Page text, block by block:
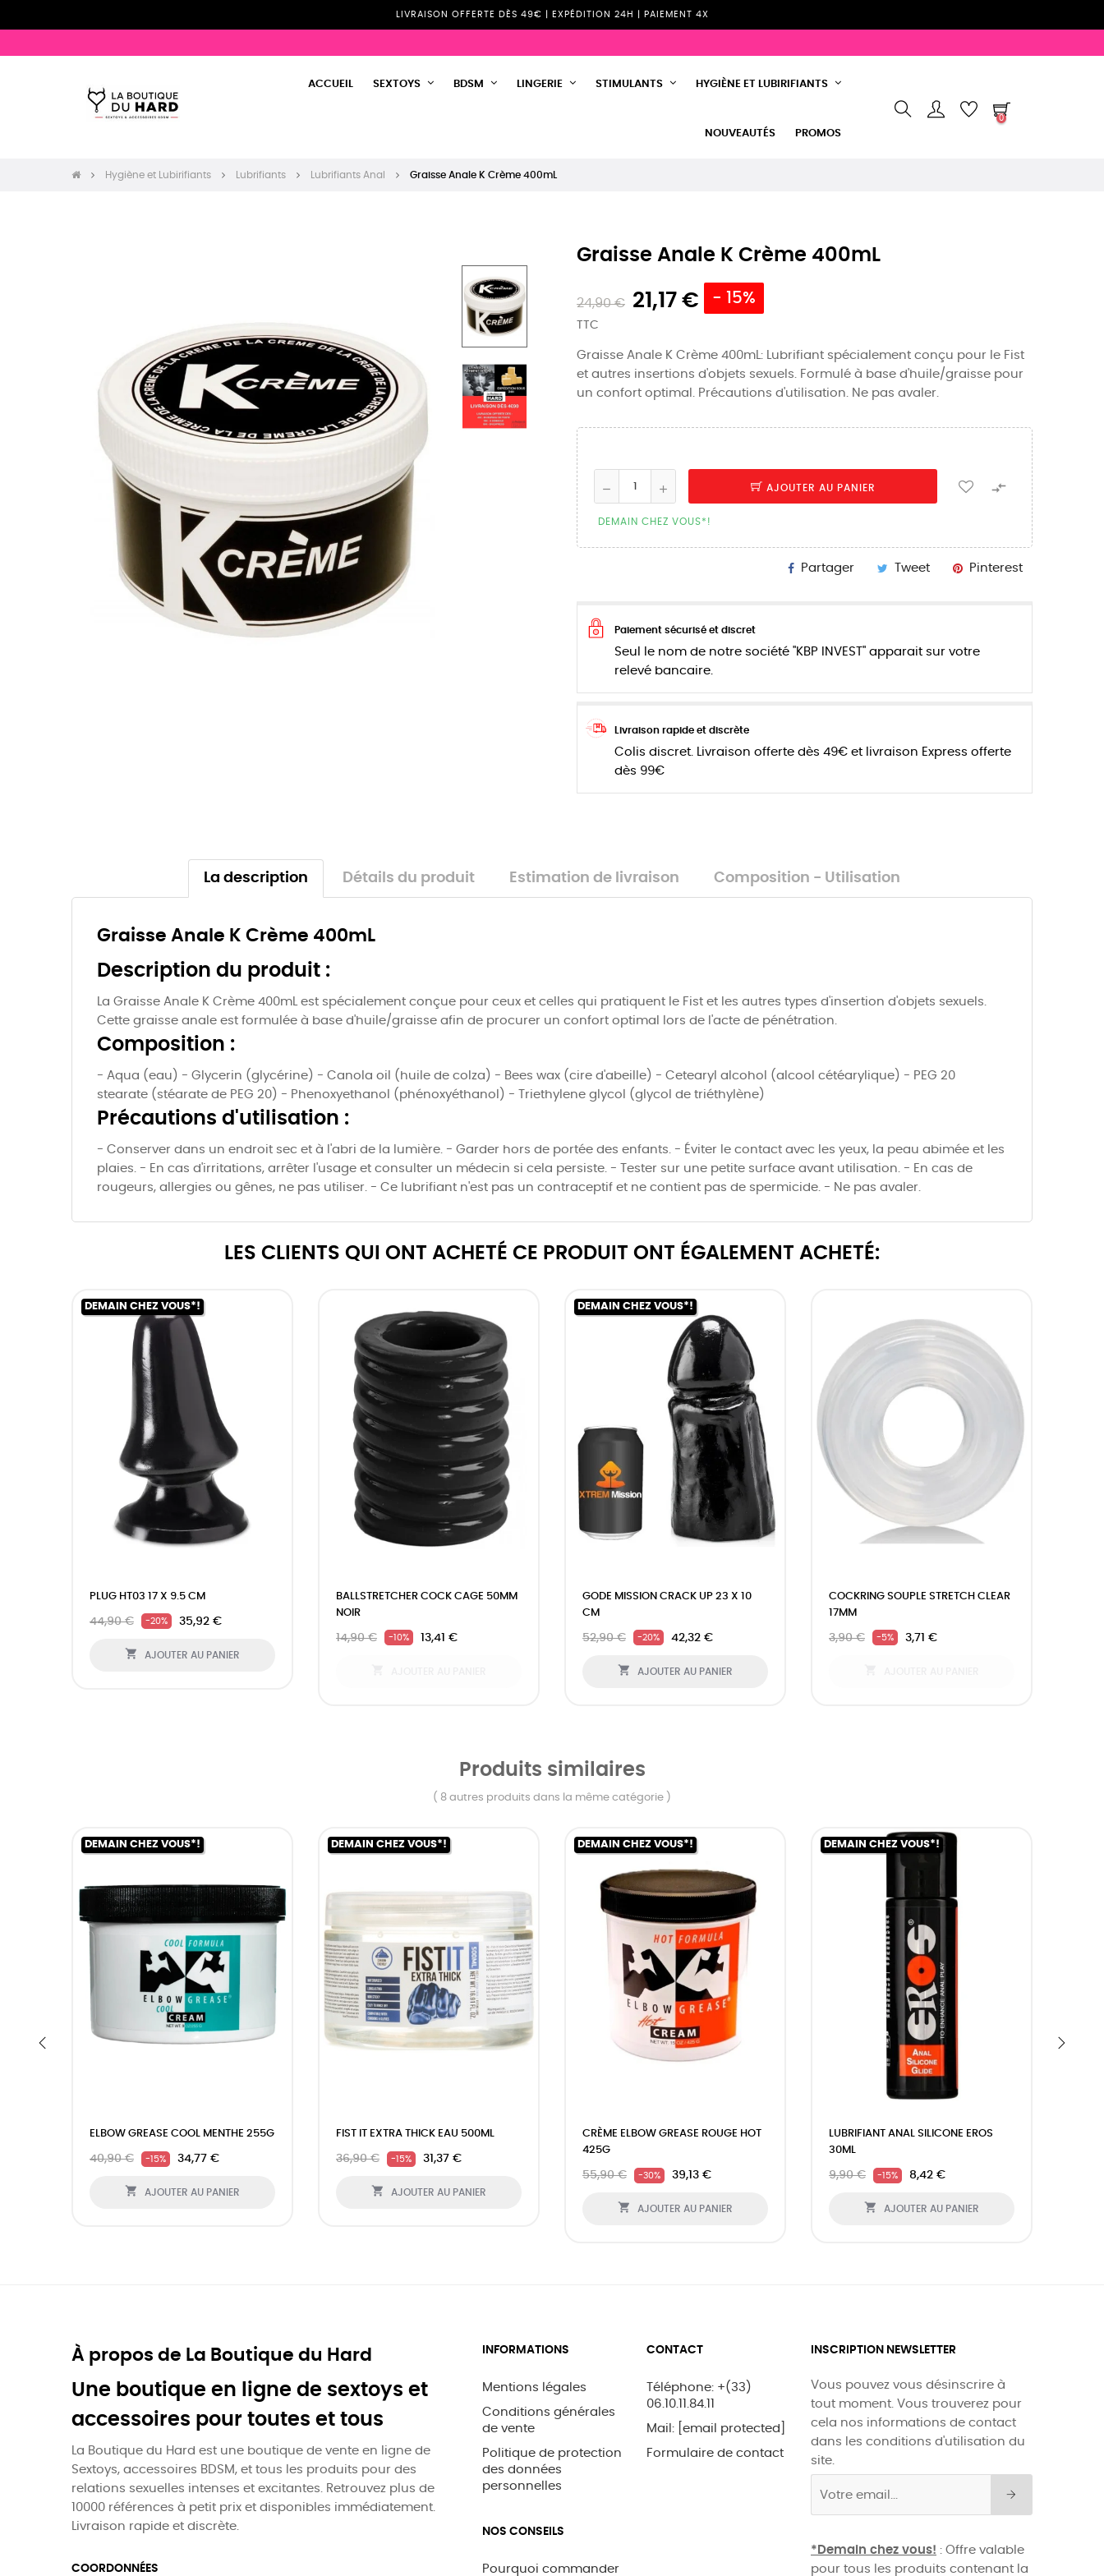
LIVRAISON OFFERTE DÈS 49€ | EXPÉDITION 24H | PAIEMENT 4X
ACCUEIL SEXTOYS BDSM LINGERIE STIMULANTS HYGIÈNE ET LUBIRIFIANTS
NOUVEAUTÉS PROMOS
0
Hygiène et Lubirifiants Lubrifiants Lubrifiants Anal Graisse Anale K Crème 400mL
Graisse Anale K Crème 400mL
24,90 € 21,17 € - 15%
TTC
Graisse Anale K Crème 400mL: Lubrifiant spécialement conçu pour le Fist
et autres insertions d'objets sexuels. Formulé à base d'huile/graisse pour
un confort optimal. Précautions d'utilisation. Ne pas avaler.
AJOUTER AU PANIER 
DEMAIN CHEZ VOUS*!
Partager Tweet Pinterest
Paiement sécurisé et discret
Seul le nom de notre société "KBP INVEST" apparait sur votre
relevé bancaire.
Livraison rapide et discrète
Colis discret. Livraison offerte dès 49€ et livraison Express offerte
dès 99€
La description Détails du produit Estimation de livraison Composition - Utilisation
Graisse Anale K Crème 400mL
Description du produit :
La Graisse Anale K Crème 400mL est spécialement conçue pour ceux et celles qui pratiquent le Fist et les autres types d'insertion d'objets sexuels.
Cette graisse anale est formulée à base d'huile/graisse afin de procurer un confort optimal lors de l'acte de pénétration.
Composition :
- Aqua (eau) - Glycerin (glycérine) - Canola oil (huile de colza) - Bees wax (cire d'abeille) - Cetearyl alcohol (alcool cétéarylique) - PEG 20
stearate (stéarate de PEG 20) - Phenoxyethanol (phénoxyéthanol) - Triethylene glycol (glycol de triéthylène)
Précautions d'utilisation :
- Conserver dans un endroit sec et à l'abri de la lumière. - Garder hors de portée des enfants. - Éviter le contact avec les yeux, la peau abimée et les
plaies. - En cas d'irritations, arrêter l'usage et consulter un médecin si cela persiste. - Tester sur une petite surface avant utilisation. - En cas de
rougeurs, allergies ou gênes, ne pas utiliser. - Ce lubrifiant n'est pas un contraceptif et ne contient pas de spermicide. - Ne pas avaler.
LES CLIENTS QUI ONT ACHETÉ CE PRODUIT ONT ÉGALEMENT ACHETÉ:
DEMAIN CHEZ VOUS*!
PLUG HT03 17 X 9.5 CM
44,90 € -20% 35,92 €
 AJOUTER AU PANIER
BALLSTRETCHER COCK CAGE 50MM
NOIR
14,90 € -10% 13,41 €
DEMAIN CHEZ VOUS*!
GODE MISSION CRACK UP 23 X 10
CM
52,90 € -20% 42,32 €
 AJOUTER AU PANIER
COCKRING SOUPLE STRETCH CLEAR
17MM
3,90 € -5% 3,71 €
Produits similaires
( 8 autres produits dans la même catégorie )
DEMAIN CHEZ VOUS*!
ELBOW GREASE COOL MENTHE 255G
40,90 € -15% 34,77 €
 AJOUTER AU PANIER
DEMAIN CHEZ VOUS*!
FIST IT EXTRA THICK EAU 500ML
36,90 € -15% 31,37 €
 AJOUTER AU PANIER
DEMAIN CHEZ VOUS*!
CRÈME ELBOW GREASE ROUGE HOT
425G
55,90 € -30% 39,13 €
 AJOUTER AU PANIER
DEMAIN CHEZ VOUS*!
LUBRIFIANT ANAL SILICONE EROS
30ML
9,90 € -15% 8,42 €
 AJOUTER AU PANIER
À propos de La Boutique du Hard
Une boutique en ligne de sextoys et
accessoires pour toutes et tous
La Boutique du Hard est une boutique de vente en ligne de
Sextoys, accessoires BDSM, et tous les produits pour des
relations sexuelles intenses et excitantes. Retrouvez plus de
10000 références à petit prix et disponibles immédiatement.
Livraison rapide et discrète.
COORDONNÉES
INFORMATIONS
Mentions légales
Conditions générales
de vente
Politique de protection
des données
personnelles
NOS CONSEILS
Pourquoi commander
CONTACT
Téléphone: +(33)
06.10.11.84.11
Mail:
[email protected]
Formulaire de contact
INSCRIPTION NEWSLETTER
Vous pouvez vous désinscrire à
tout moment. Vous trouverez pour
cela nos informations de contact
dans les conditions d'utilisation du
site.
*Demain chez vous! : Offre valable
pour tous les produits contenant la